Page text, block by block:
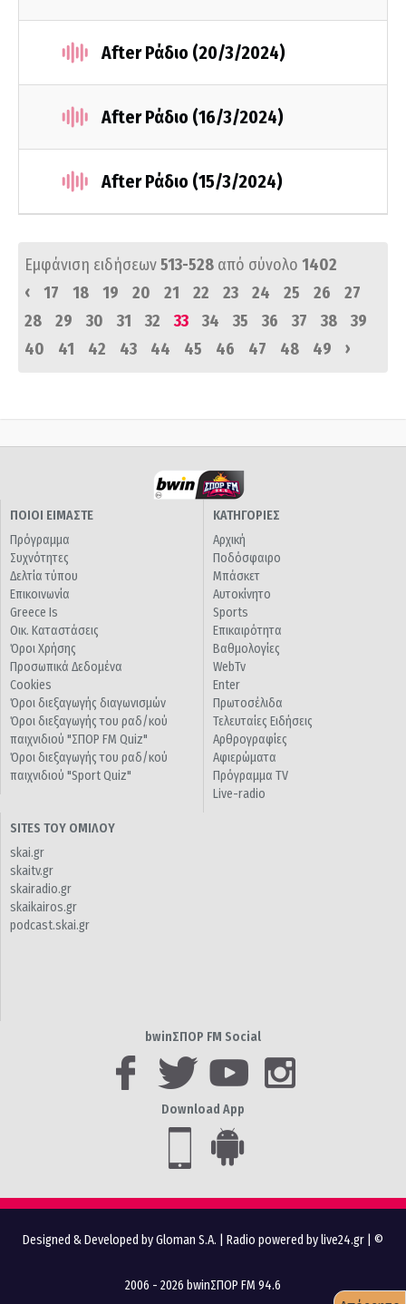
After Ράδιο (20/3/2024)
After Ράδιο (16/3/2024)
After Ράδιο (15/3/2024)
Εμφάνιση ειδήσεων513-528 από σύνολο 1402
‹
17 18 19 20 21 22 23 24 25 26
27
28
29 30 31 32 33 34 35 36 37 38
39
40
41 42 43 44 45 46 47 48 49 ›
ΠΟΙΟΙ ΕΙΜΑΣΤΕ
Πρόγραμμα
Συχνότητες
Δελτία τύπου
Επικοινωνία
Greece Is
Οικ. Καταστάσεις
Όροι Χρήσης
Προσωπικά Δεδομένα
Cookies
Όροι διεξαγωγής διαγωνισμών
Όροι διεξαγωγής του ραδ/κού
παιχνιδιού "ΣΠΟΡ FM Quiz"
Όροι διεξαγωγής του ραδ/κού
παιχνιδιού "Sport Quiz"
ΚΑΤΗΓΟΡΙΕΣ
Αρχική
Ποδόσφαιρο
Μπάσκετ
Αυτοκίνητο
Sports
Επικαιρότητα
Βαθμολογίες
WebTv
Enter
Πρωτοσέλιδα
Τελευταίες Ειδήσεις
Αρθρογραφίες
Αφιερώματα
Πρόγραμμα TV
Live-radio
SITES ΤΟΥ ΟΜΙΛΟΥ
skai.gr
skaitv.gr
skairadio.gr
skaikairos.gr
podcast.skai.gr
bwinΣΠΟΡ FM Social
Download App
Designed & Developed by Gloman S.A. Radio powered by live24.gr | ©
2006 - 2026 bwinΣΠΟΡ FM 94.6